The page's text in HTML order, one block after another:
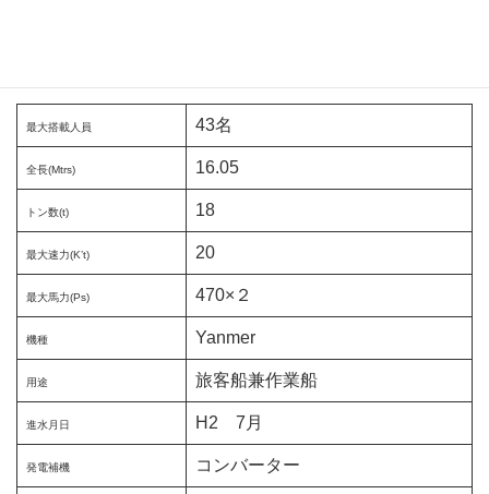
最大搭載人員 43名
全長(Mtrs) 16.05
トン数(t) 18
最大速力(K’t) 20
最大馬力(Ps) 470×２
機種 Yanmer
用途 旅客船兼作業船
進水月日 H2 7月
発電補機 コンバーター